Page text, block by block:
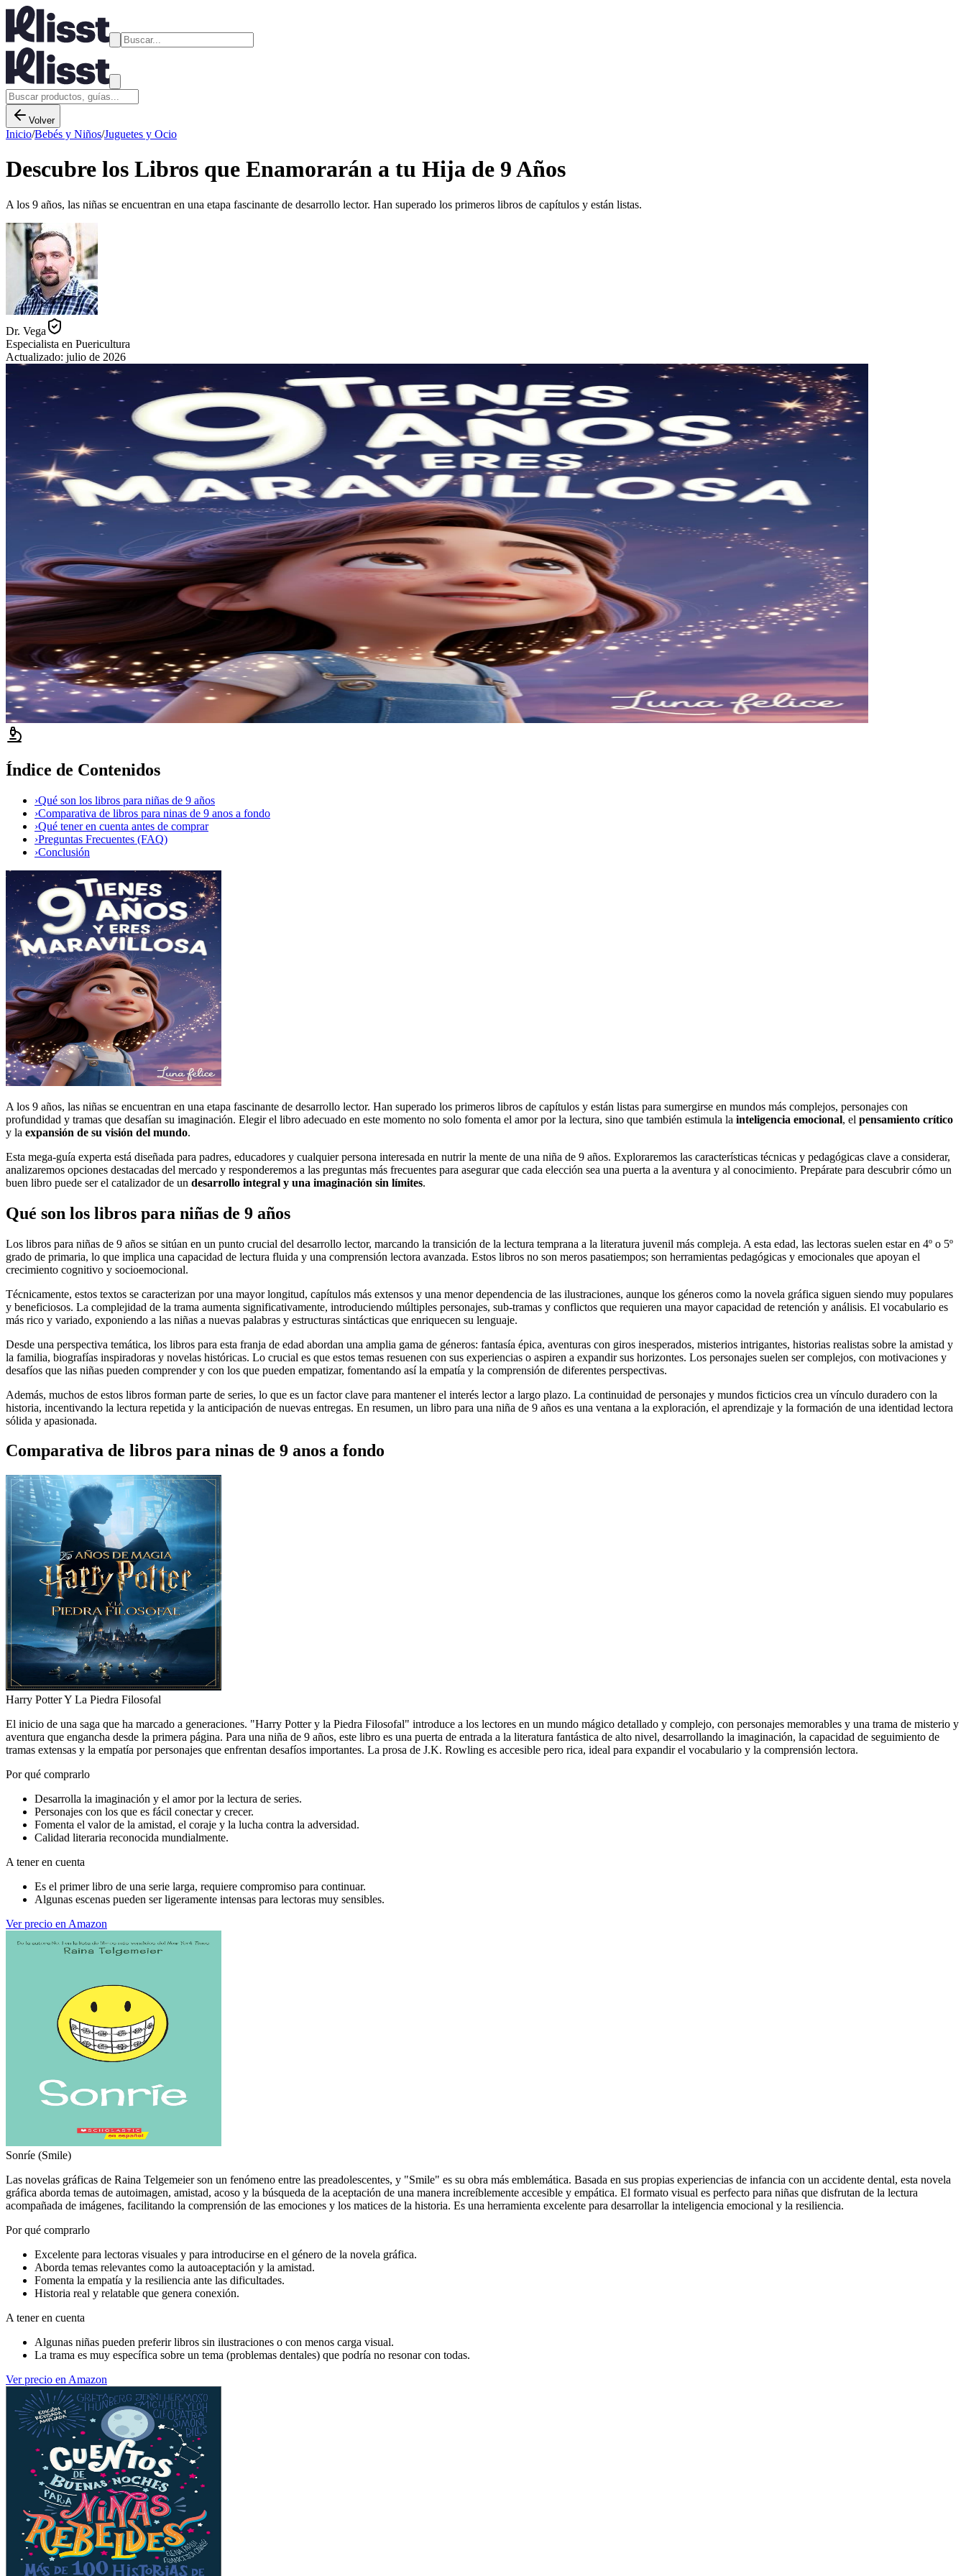
Volver
Inicio/Bebés y Niños/Juguetes y Ocio
Descubre los Libros que Enamorarán a tu Hija de 9 Años
A los 9 años, las niñas se encuentran en una etapa fascinante de desarrollo lector. Han superado los primeros libros de capítulos y están listas.
Dr. Vega
Especialista en Puericultura
Actualizado: julio de 2026
Índice de Contenidos
›Qué son los libros para niñas de 9 años
›Comparativa de libros para ninas de 9 anos a fondo
›Qué tener en cuenta antes de comprar
›Preguntas Frecuentes (FAQ)
›Conclusión
A los 9 años, las niñas se encuentran en una etapa fascinante de desarrollo lector. Han superado los primeros libros de capítulos y están listas para sumergirse en mundos más complejos, personajes con
profundidad y tramas que desafían su imaginación. Elegir el libro adecuado en este momento no solo fomenta el amor por la lectura, sino que también estimula la inteligencia emocional, el pensamiento crítico
y la expansión de su visión del mundo.
Esta mega-guía experta está diseñada para padres, educadores y cualquier persona interesada en nutrir la mente de una niña de 9 años. Exploraremos las características técnicas y pedagógicas clave a considerar,
analizaremos opciones destacadas del mercado y responderemos a las preguntas más frecuentes para asegurar que cada elección sea una puerta a la aventura y al conocimiento. Prepárate para descubrir cómo un
buen libro puede ser el catalizador de un desarrollo integral y una imaginación sin límites.
Qué son los libros para niñas de 9 años
Los libros para niñas de 9 años se sitúan en un punto crucial del desarrollo lector, marcando la transición de la lectura temprana a la literatura juvenil más compleja. A esta edad, las lectoras suelen estar en 4º o 5º
grado de primaria, lo que implica una capacidad de lectura fluida y una comprensión lectora avanzada. Estos libros no son meros pasatiempos; son herramientas pedagógicas y emocionales que apoyan el
crecimiento cognitivo y socioemocional.
Técnicamente, estos textos se caracterizan por una mayor longitud, capítulos más extensos y una menor dependencia de las ilustraciones, aunque los géneros como la novela gráfica siguen siendo muy populares
y beneficiosos. La complejidad de la trama aumenta significativamente, introduciendo múltiples personajes, sub-tramas y conflictos que requieren una mayor capacidad de retención y análisis. El vocabulario es
más rico y variado, exponiendo a las niñas a nuevas palabras y estructuras sintácticas que enriquecen su lenguaje.
Desde una perspectiva temática, los libros para esta franja de edad abordan una amplia gama de géneros: fantasía épica, aventuras con giros inesperados, misterios intrigantes, historias realistas sobre la amistad y
la familia, biografías inspiradoras y novelas históricas. Lo crucial es que estos temas resuenen con sus experiencias o aspiren a expandir sus horizontes. Los personajes suelen ser complejos, con motivaciones y
desafíos que las niñas pueden comprender y con los que pueden empatizar, fomentando así la empatía y la comprensión de diferentes perspectivas.
Además, muchos de estos libros forman parte de series, lo que es un factor clave para mantener el interés lector a largo plazo. La continuidad de personajes y mundos ficticios crea un vínculo duradero con la
historia, incentivando la lectura repetida y la anticipación de nuevas entregas. En resumen, un libro para una niña de 9 años es una ventana a la exploración, el aprendizaje y la formación de una identidad lectora
sólida y apasionada.
Comparativa de libros para ninas de 9 anos a fondo
Harry Potter Y La Piedra Filosofal
El inicio de una saga que ha marcado a generaciones. "Harry Potter y la Piedra Filosofal" introduce a los lectores en un mundo mágico detallado y complejo, con personajes memorables y una trama de misterio y
aventura que engancha desde la primera página. Para una niña de 9 años, este libro es una puerta de entrada a la literatura fantástica de alto nivel, desarrollando la imaginación, la capacidad de seguimiento de
tramas extensas y la empatía por personajes que enfrentan desafíos importantes. La prosa de J.K. Rowling es accesible pero rica, ideal para expandir el vocabulario y la comprensión lectora.
Por qué comprarlo
Desarrolla la imaginación y el amor por la lectura de series.
Personajes con los que es fácil conectar y crecer.
Fomenta el valor de la amistad, el coraje y la lucha contra la adversidad.
Calidad literaria reconocida mundialmente.
A tener en cuenta
Es el primer libro de una serie larga, requiere compromiso para continuar.
Algunas escenas pueden ser ligeramente intensas para lectoras muy sensibles.
Ver precio en Amazon
Sonríe (Smile)
Las novelas gráficas de Raina Telgemeier son un fenómeno entre las preadolescentes, y "Smile" es su obra más emblemática. Basada en sus propias experiencias de infancia con un accidente dental, esta novela
gráfica aborda temas de autoimagen, amistad, acoso y la búsqueda de la aceptación de una manera increíblemente accesible y empática. El formato visual es perfecto para niñas que disfrutan de la lectura
acompañada de imágenes, facilitando la comprensión de las emociones y los matices de la historia. Es una herramienta excelente para desarrollar la inteligencia emocional y la resiliencia.
Por qué comprarlo
Excelente para lectoras visuales y para introducirse en el género de la novela gráfica.
Aborda temas relevantes como la autoaceptación y la amistad.
Fomenta la empatía y la resiliencia ante las dificultades.
Historia real y relatable que genera conexión.
A tener en cuenta
Algunas niñas pueden preferir libros sin ilustraciones o con menos carga visual.
La trama es muy específica sobre un tema (problemas dentales) que podría no resonar con todas.
Ver precio en Amazon